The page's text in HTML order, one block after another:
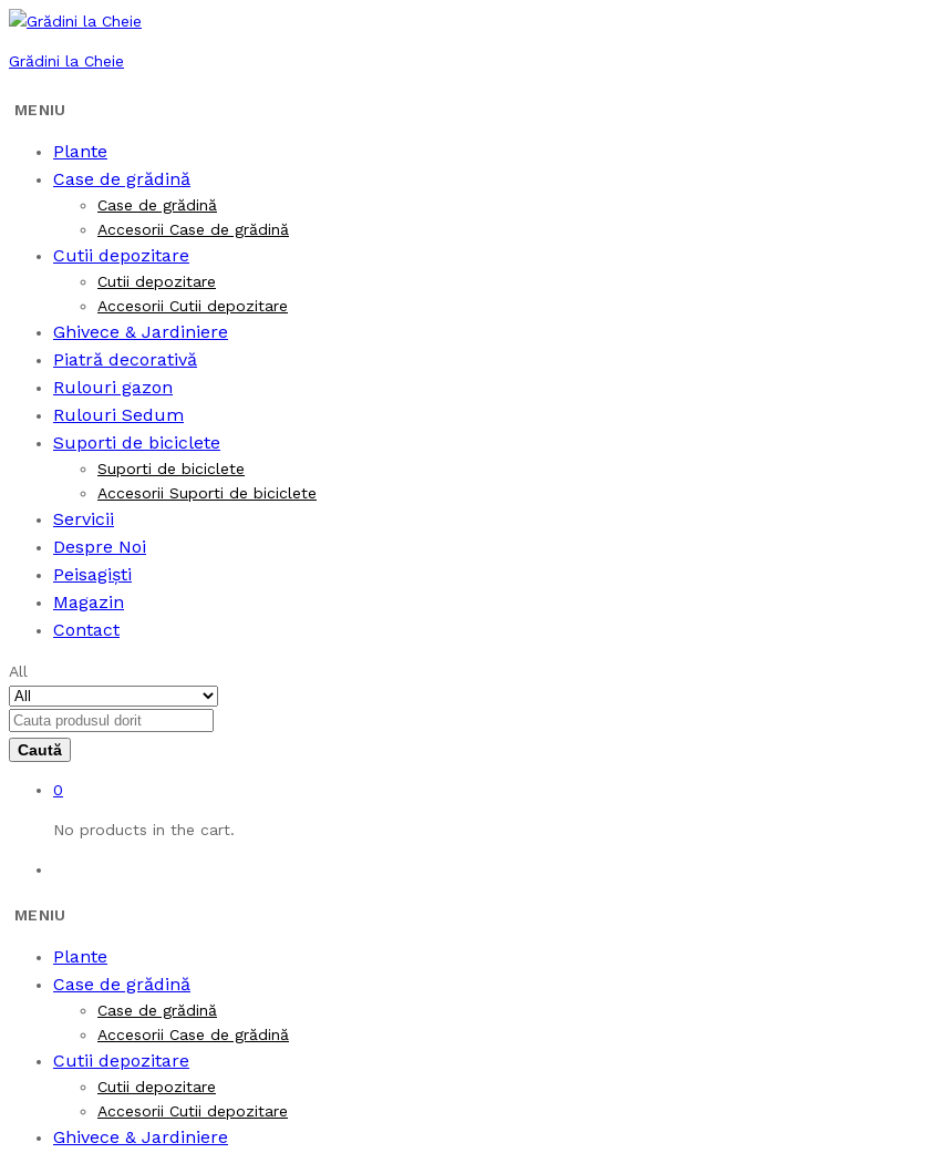
Grădini la Cheie
Plante
Case de grădină
Case de grădină
Accesorii Case de grădină
Cutii depozitare
Cutii depozitare
Accesorii Cutii depozitare
Ghivece & Jardiniere
Piatră decorativă
Rulouri gazon
Rulouri Sedum
Suporti de biciclete
Suporti de biciclete
Accesorii Suporti de biciclete
Servicii
Despre Noi
Peisagiști
Magazin
Contact
All
0
No products in the cart.
Plante
Case de grădină
Case de grădină
Accesorii Case de grădină
Cutii depozitare
Cutii depozitare
Accesorii Cutii depozitare
Ghivece & Jardiniere